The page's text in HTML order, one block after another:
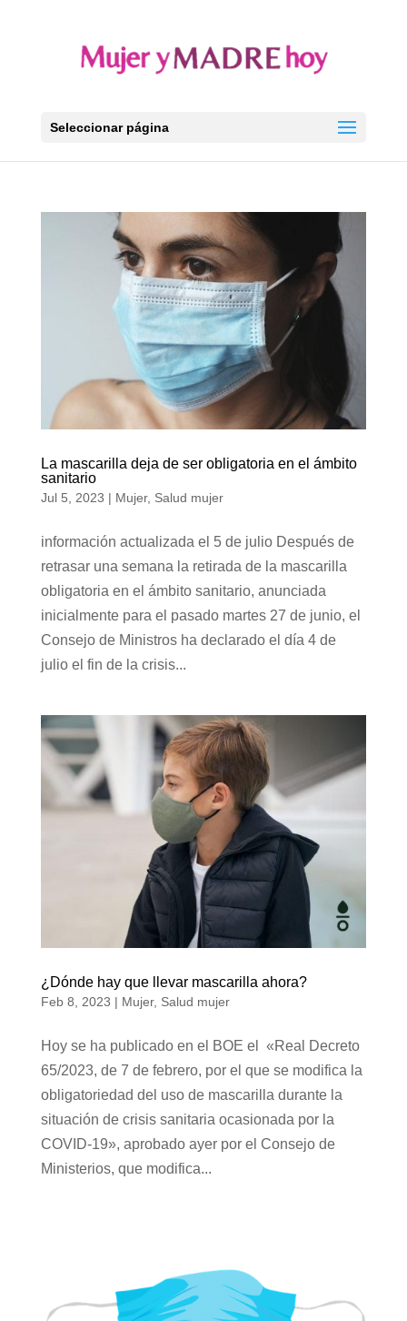
Seleccionar página
La mascarilla deja de ser obligatoria en el ámbito
sanitario
Jul 5, 2023 | Mujer, Salud mujer
información actualizada el 5 de julio Después de
retrasar una semana la retirada de la mascarilla
obligatoria en el ámbito sanitario, anunciada
inicialmente para el pasado martes 27 de junio, el
Consejo de Ministros ha declarado el día 4 de
julio el fin de la crisis...
¿Dónde hay que llevar mascarilla ahora?
Feb 8, 2023 | Mujer, Salud mujer
Hoy se ha publicado en el BOE el «Real Decreto
65/2023, de 7 de febrero, por el que se modifica la
obligatoriedad del uso de mascarilla durante la
situación de crisis sanitaria ocasionada por la
COVID-19», aprobado ayer por el Consejo de
Ministerios, que modifica...